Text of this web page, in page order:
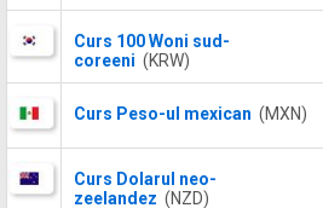
Curs 100 Woni sud-
coreeni (KRW)
Curs Peso-ul mexican (MXN)
Curs Dolarul neo-
zeelandez (NZD)